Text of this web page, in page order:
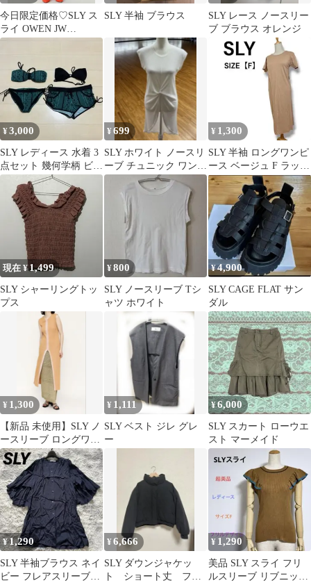
今日限定価格♡SLY ス
ライ OWEN JW
STRAIGHT-A 24インチ
SLY 半袖 ブラウス
SLY レース ノースリー
ブ ブラウス オレンジ
¥3,000
SLY レディース 水着 3
点セット 幾何学柄 ビキ
ニ ショートパンツ サイ
ズM
¥699
SLY ホワイト ノースリ
ーブ チュニック ワンピ
ース前ツイストデザイ
¥ 1,300
SLY 半袖 ロングワンピ
ース ベージュ F ラップ
スカート クルーネック
現在 ¥1,499
SLY シャーリングトッ
プス
¥800
SLY ノースリーブ Tシ
ャツ ホワイト
¥4,900
SLY CAGE FLAT サン
ダル
¥ 1,300
【新品 未使用】SLY ノ
ースリーブ ロングワン
ピース リブ素材
¥ 1,111
SLY ベスト ジレ グレ
ー
¥6,000
SLY スカート ローウエ
スト マーメイド
¥1,290
SLY 半袖ブラウス ネイ
ビー フレアスリーブ
¥6,666
SLY ダウンジャケッ
ト ショート丈 フー
¥ 1,290
美品 SLY スライ フリ
ルスリーブ リブニット